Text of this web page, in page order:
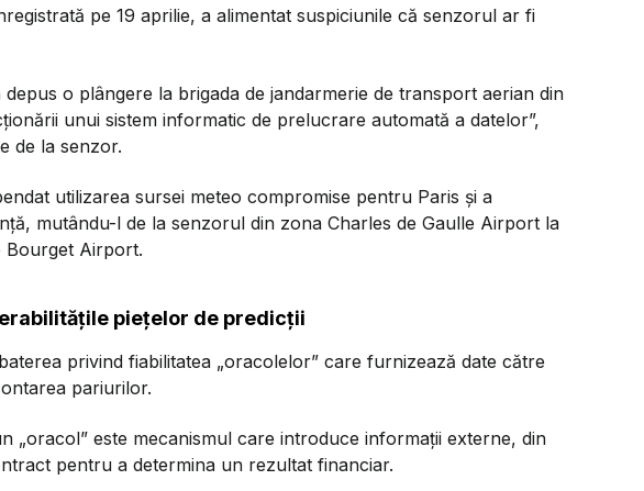
pe 19 aprilie, a alimentat suspiciunile că senzorul ar fi
o plângere la brigada de jandarmerie de transport aerian din
unui sistem informatic de prelucrare automată a datelor”,
de la senzor.
utilizarea sursei meteo compromise pentru Paris și a
mutându-l de la senzorul din zona Charles de Gaulle Airport la
Bourget Airport.
piețelor de predicții
privind fiabilitatea „oracolelor” care furnizează date către
pariurilor.
„oracol” este mecanismul care introduce informații externe, din
pentru a determina un rezultat financiar.